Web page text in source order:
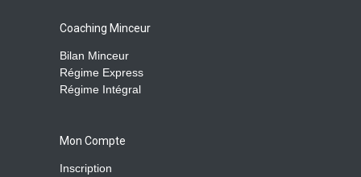
Coaching Minceur
Bilan Minceur
Régime Express
Régime Intégral
Mon Compte
Inscription